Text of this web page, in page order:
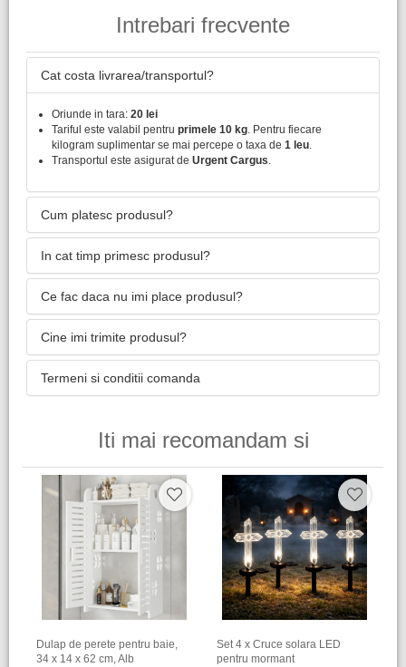
Intrebari frecvente
Cat costa livrarea/transportul?
Oriunde in tara: 20 lei
Tariful este valabil pentru primele 10 kg . Pentru fiecare
kilogram suplimentar se mai percepe o taxa de 1 leu
Transportul este asigurat de Urgent Cargus
Cum platesc produsul?
In cat timp primesc produsul?
Ce fac daca nu imi place produsul?
Cine imi trimite produsul?
Termeni si conditii comanda
Iti mai recomandam si
Dulap de perete pentru baie,
34 x 14 x 62 cm​, Alb
Set 4 x Cruce solara LED
pentru mormant